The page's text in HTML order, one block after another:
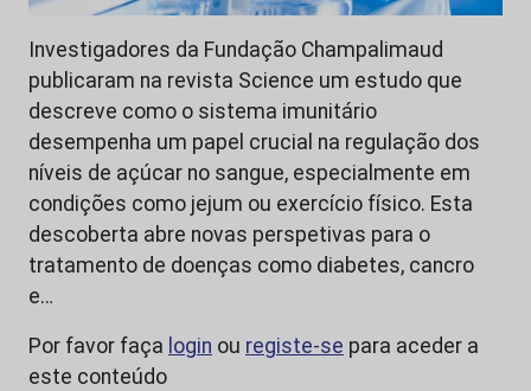
Investigadores da Fundação Champalimaud
publicaram na revista Science um estudo que
descreve como o sistema imunitário
desempenha um papel crucial na regulação dos
níveis de açúcar no sangue, especialmente em
condições como jejum ou exercício físico. Esta
descoberta abre novas perspetivas para o
tratamento de doenças como diabetes, cancro
e…
Por favor faça login ou registe-se para aceder a
este conteúdo